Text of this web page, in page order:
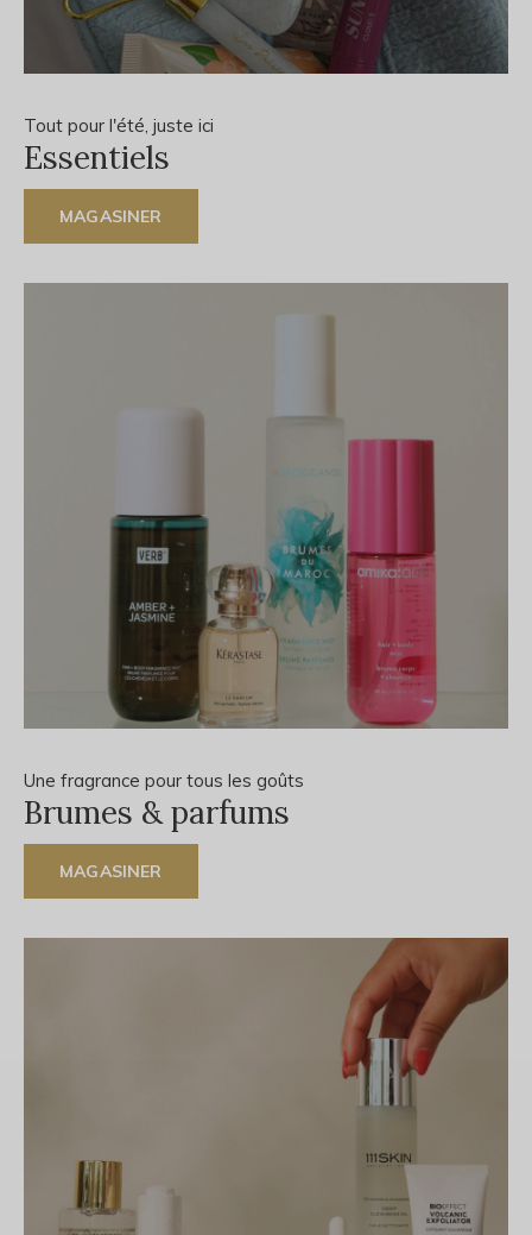
Tout pour l'été, juste ici
Essentiels
MAGASINER
Une fragrance pour tous les goûts
Brumes & parfums
MAGASINER